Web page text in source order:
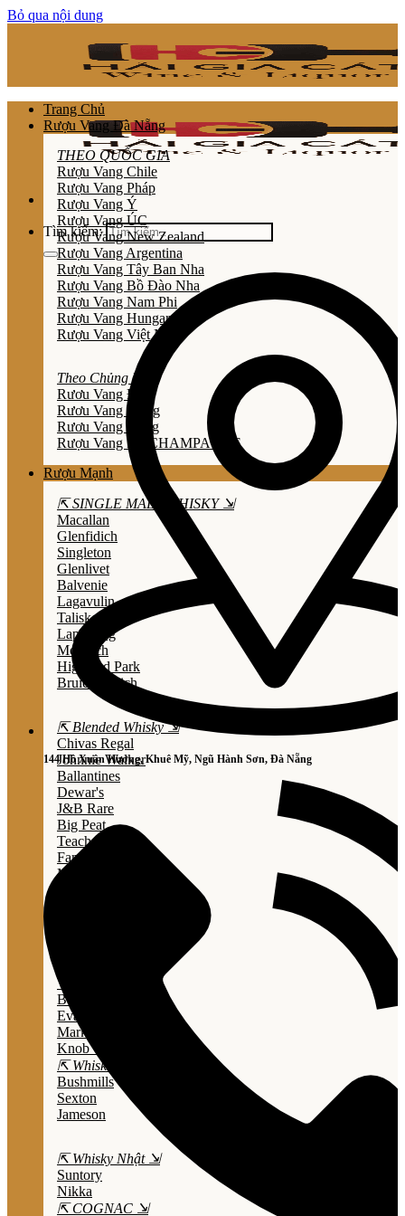
Bỏ qua nội dung
Tìm kiếm:
144 Hồ Xuân Hương, Khuê Mỹ, Ngũ Hành Sơn, Đà Nẵng
Trang Chủ
Rượu Vang Đà Nẵng
THEO QUỐC GIA
Rượu Vang Chile
Rượu Vang Pháp
Rượu Vang Ý
Rượu Vang ÚC
Rượu Vang New Zealand
Rượu Vang Argentina
Rượu Vang Tây Ban Nha
Rượu Vang Bồ Đào Nha
Rượu Vang Nam Phi
Rượu Vang Hungary
Rượu Vang Việt Nam
Theo Chủng Loại
Rươu Vang Đỏ
Rươu Vang Trắng
Rươu Vang Hồng
Rượu Vang Nổ/CHAMPAGNE
Rượu Mạnh
⇱ SINGLE MALT WHISKY ⇲
Macallan
Glenfidich
Singleton
Glenlivet
Balvenie
Lagavulin
Talisker
Laphroaig
Mortlach
Highland Park
Bruichladdich
⇱ Blended Whisky ⇲
Chivas Regal
Johnnie Walker
Ballantines
Dewar's
J&B Rare
Big Peat
Teacher's
Famous Grouse
Monkey Shouder
Wild Turkey
Bulleit Bourbon
Evan Williams
Marker's Mark
Knob Creek
⇱ Whiskey Ailen ⇲
Bushmills
Sexton
Jameson
⇱ Whisky Nhật ⇲
Suntory
Nikka
⇱ COGNAC ⇲